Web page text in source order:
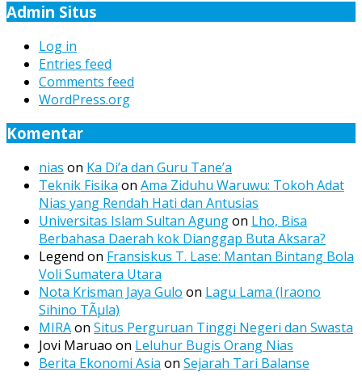
Admin Situs
Log in
Entries feed
Comments feed
WordPress.org
Komentar
nias on Ka Di’a dan Guru Tane’a
Teknik Fisika on Ama Ziduhu Waruwu: Tokoh Adat
Nias yang Rendah Hati dan Antusias
Universitas Islam Sultan Agungon Lho, Bisa
Berbahasa Daerah kok Dianggap Buta Aksara?
Legend on Fransiskus T. Lase: Mantan Bintang Bola
Voli Sumatera Utara
Nota Krisman Jaya Gulo on Lagu Lama (Iraono
Sihino TÃµla)
MIRAon Situs Perguruan Tinggi Negeri dan Swasta
Jovi Maruao on Leluhur Bugis Orang Nias
Berita Ekonomi Asia on Sejarah Tari Balanse